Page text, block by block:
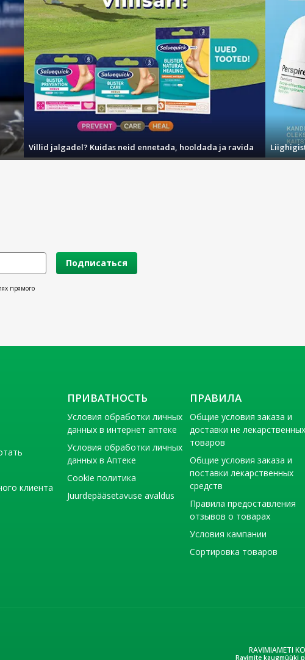
Villid jalgadel? Kuidas neid ennetada, hooldada ja ravida
Подписаться
прямого
клиента
ПРИВАТНОСТЬ
Условия обработки личных
данных в интернет аптеке
Условия обработки личных
данных в Аптеке
Cookie политика
Juurdepääsetavuse avaldus
ПРАВИЛА
Общие условия заказа и
доставки не лекарственных
товаров
Общие условия заказа и
поставки лекарственных
средств
Правила предоставления
отзывов о товарах
Условия кампании
Сортировка товаров
RAVIMIAMETI
Ravimite kaugmüüki